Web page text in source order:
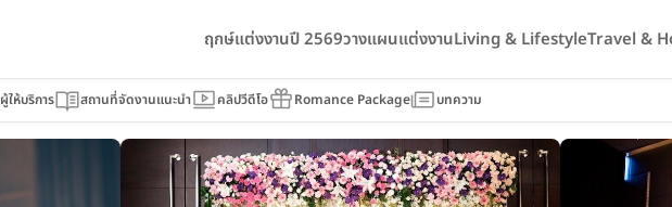
ฤกษ์แต่งงานปี 2569วางแผนแต่งงานLiving & LifestyleTravel &
ผู้ให้บริการ สถานที่จัดงานแนะนำ คลิปวีดีโอ Romance Package บทความ
Novotel Bangkok Ploenchit Sukhumvit